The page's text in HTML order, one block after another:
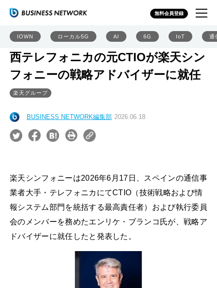
無料会員登録
IOWN ローカル5G AI 6G IoT 通
西テレフォニカの元CTIOが楽天シン
フォニーの戦略アドバイザーに就任
楽天グループ
BUSINESS NETWORK編集部 2026.06.18
楽天シンフォニーは2026年6月17日、スペインの通信事
業者大手・テレフォニカにてCTIO（技術戦略および情
報システム部門を統括する最高責任者）および執行委員
会のメンバーを務めたエンリケ・ブランコ氏が、戦略ア
ドバイザーに就任したと発表した。